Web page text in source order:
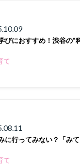
びにおすすめ！渋谷の“
て
に行ってみない？「み
て